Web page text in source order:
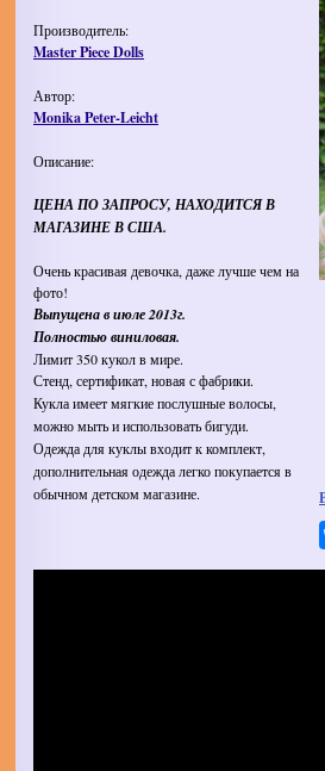
Производитель:
Master Piece Dolls
Автор:
Monika Peter-Leicht
Описание:
ЦЕНА ПО ЗАПРОСУ, НАХОДИТСЯ В
МАГАЗИНЕ В США.
Очень красивая девочка, даже лучше чем на
фото!
Выпущена в июле 2013г.
Полностью виниловая.
Лимит 350 кукол в мире.
Стенд, сертификат, новая с фабрики.
Кукла имеет мягкие послушные волосы,
можно мыть и использовать бигуди.
Одежда для куклы входит к комплект,
дополнительная одежда легко покупается в
обычном детском магазине.